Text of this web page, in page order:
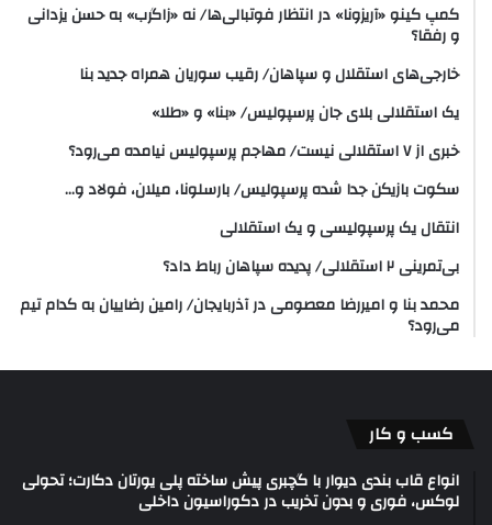
کمپ کینو «آریزونا» در انتظار فوتبالی‌ها/ نه «زاگرب» به حسن یزدانی
و رفقا؟
خارجی‌های استقلال و سپاهان/ رقیب سوریان همراه جدید بنا
یک استقلالی بلای جان پرسپولیس/ «بنا» و «طلا»
خبری از ۷ استقلالی نیست/ مهاجم پرسپولیس نیامده می‌رود؟
سکوت بازیکن جدا شده پرسپولیس/ بارسلونا، میلان، فولاد و…
انتقال یک پرسپولیسی و یک استقلالی
بی‌تمرینی ۲ استقلالی/ پدیده سپاهان رباط داد؟
محمد بنا و امیررضا معصومی در آذربایجان/ رامین رضاییان به کدام تیم
می‌رود؟
کسب و کار
انواع قاب بندی دیوار با گچبری پیش ساخته پلی یورتان دکارت؛ تحولی
لوکس، فوری و بدون تخریب در دکوراسیون داخلی